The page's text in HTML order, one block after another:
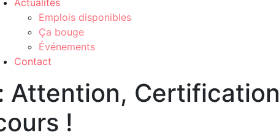
Actualités
Emplois disponibles
Ça bouge
Événements
Contact
Attention, Certification
!